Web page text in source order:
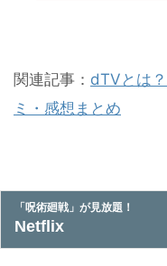
関連記事： dTVとは
ミ・感想まとめ
「呪術廻戦」が見放題！
Netflix